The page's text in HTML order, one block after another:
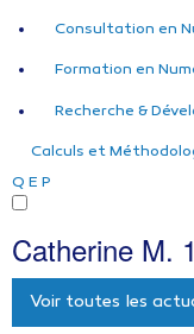
Consultation en
Formation en
Recherche &
Calculs et
Q E P
Catherine M.
Voir toutes les